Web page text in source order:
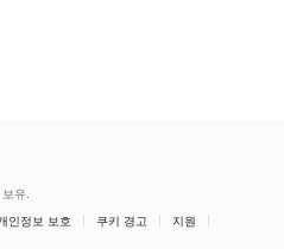
유.
인정보 보호 쿠키 경고
지원